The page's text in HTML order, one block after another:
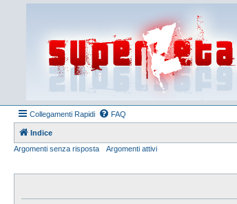
Collegamenti Rapidi FAQ
Indice
Argomenti senza risposta
Argomenti attivi